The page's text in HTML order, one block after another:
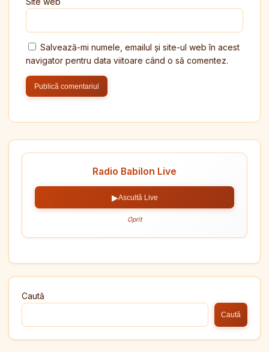
Salvează-mi numele, emailul și site-ul web în acest
navigator pentru data viitoare când o să comentez.
Radio Babilon Live
▶Ascultă Live
Oprit
Caută
Caută